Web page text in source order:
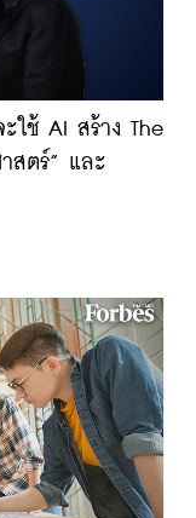
ใช้ AI สร้าง The
สตร์” และ